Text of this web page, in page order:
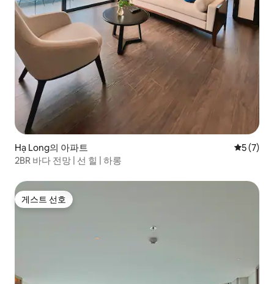
Hạ Long의 아파트 평점 5점
5 (7)
2BR 바다 전망 | 선 힐 | 하롱
게스트 선호
게스트 선호